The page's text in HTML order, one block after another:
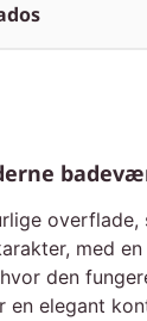
med
den
elegant